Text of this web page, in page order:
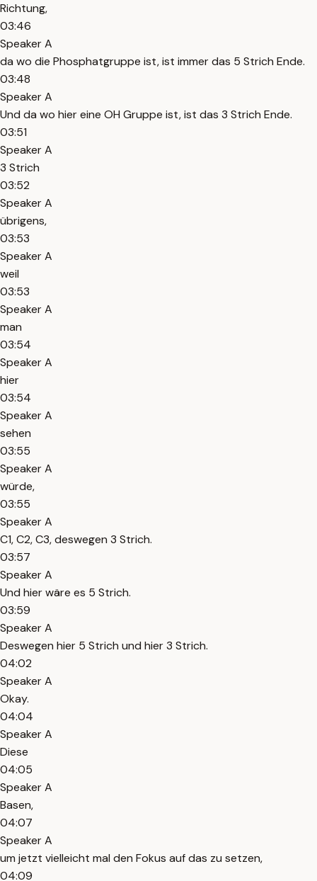
Richtung,
03:46
Speaker A
da wo die Phosphatgruppe ist, ist immer das 5 Strich Ende.
03:48
Speaker A
Und da wo hier eine OH Gruppe ist, ist das 3 Strich Ende.
03:51
Speaker A
3 Strich
03:52
Speaker A
übrigens,
03:53
Speaker A
weil
03:53
Speaker A
man
03:54
Speaker A
hier
03:54
Speaker A
sehen
03:55
Speaker A
würde,
03:55
Speaker A
C1, C2, C3, deswegen 3 Strich.
03:57
Speaker A
Und hier wäre es 5 Strich.
03:59
Speaker A
Deswegen hier 5 Strich und hier 3 Strich.
04:02
Speaker A
Okay.
04:04
Speaker A
Diese
04:05
Speaker A
Basen,
04:07
Speaker A
um jetzt vielleicht mal den Fokus auf das zu setzen,
04:09